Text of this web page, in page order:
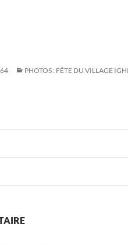
PHOTOS : FÊTE DU VILLAGE